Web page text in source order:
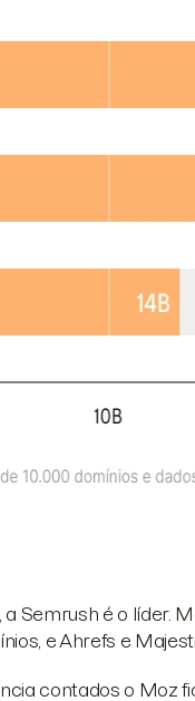
Semrush é o líder.
e Ahrefs e
contados o Moz